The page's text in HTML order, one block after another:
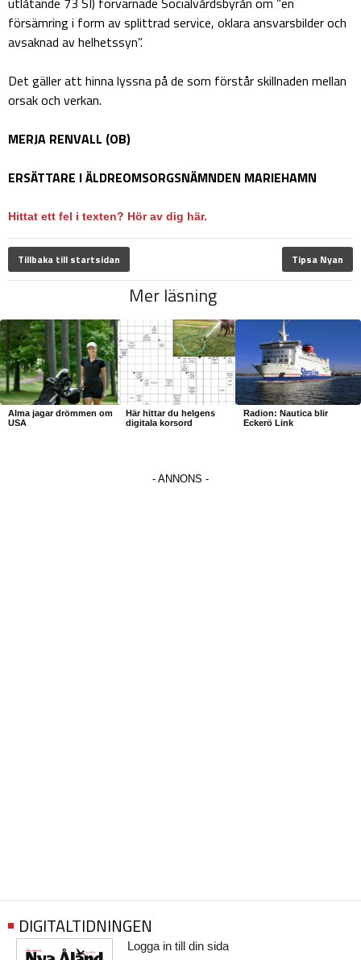
försämring i form av splittrad service, oklara ansvarsbilder och
avsaknad av helhetssyn”.
Det gäller att hinna lyssna på de som förstår skillnaden mellan
orsak och verkan.
MERJA RENVALL (OB)
ERSÄTTARE I ÄLDREOMSORGSNÄMNDEN MARIEHAMN
Hittat ett fel i texten? Hör av dig här.
Tillbaka till startsidan Tipsa Nyan
Mer läsning
Alma jagar drömmen om
USA
Här hittar du helgens
digitala korsord
Radion: Nautica blir
Eckerö Link
DIGITALTIDNINGEN
Logga in till din sida